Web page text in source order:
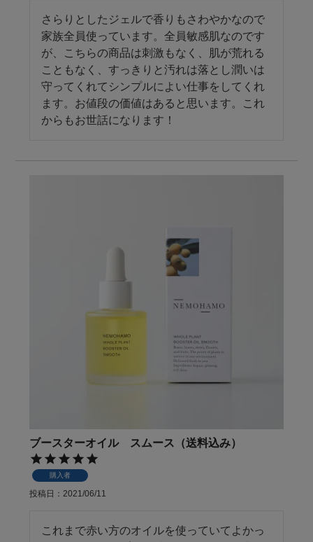
さらりとしたジェルで香りもさわやかなので
家族全員使っています。全員敏感肌なのです
が、こちらの商品は刺激もなく、肌が荒れる
こともなく、すっきりと汚れは落とし潤いは
守ってくれてシンプルによい仕事をしてくれ
ます。お値段の価値はあると思います。これ
からもお世話になります！
ブースターオイル スムース（送料込み）
購入者
投稿日 2021/06/11
これまで赤い方のオイルを使っていてよかっ